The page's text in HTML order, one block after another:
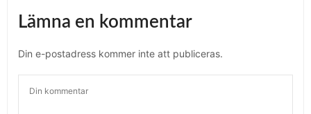
Lämna en kommentar
Din e-postadress kommer inte att publiceras.